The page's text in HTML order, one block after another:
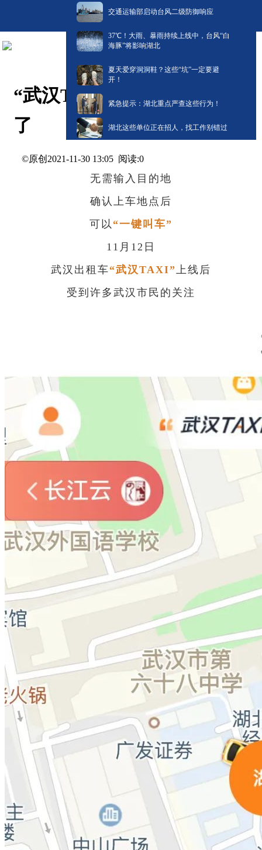
交通运输部启动台风二级防御响应
​37℃！大雨、暴雨持续上线中，台风“白
海豚”将影响湖北
夏天爱穿洞洞鞋？这些“坑”一定要避
开！
紧急提示：湖北重点严查这些行为！
湖北这些单位正在招人，找工作别错过
“武汉TAXI”打车出行攻略来
了
©原创 2021-11-30 13:05 阅读:0
无需输入目的地
确认上车地点后
可以 “一键叫车”
11月12日
武汉出租车“武汉TAXI” 上线后
受到许多武汉市民的关注